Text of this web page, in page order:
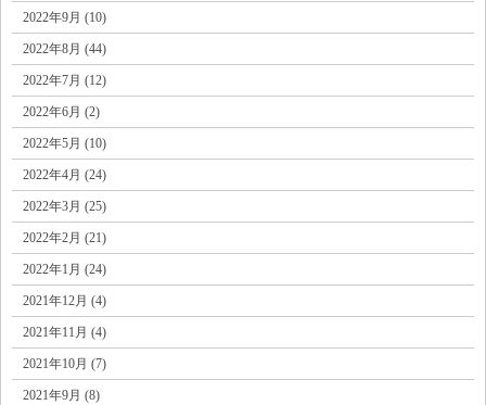
2022年9月 (10)
2022年8月 (44)
2022年7月 (12)
2022年6月 (2)
2022年5月 (10)
2022年4月 (24)
2022年3月 (25)
2022年2月 (21)
2022年1月 (24)
2021年12月 (4)
2021年11月 (4)
2021年10月 (7)
2021年9月 (8)